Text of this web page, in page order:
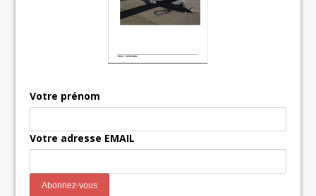
Votre prénom
Votre adresse EMAIL